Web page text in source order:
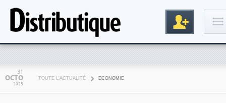
31
OCTO
2025
TOUTE L'ACTUALITÉ ECONOMIE